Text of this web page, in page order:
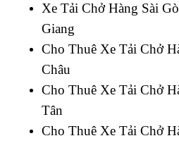
Xe Tải Chở Hàng Sài
Giang
Cho Thuê Xe Tải Chở
Châu
Cho Thuê Xe Tải Chở
Tân
Cho Thuê Xe Tải Chở